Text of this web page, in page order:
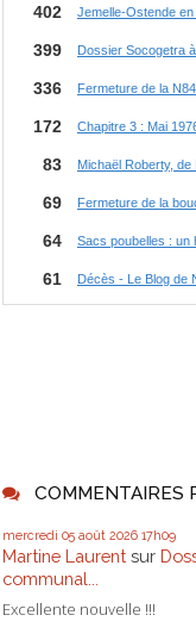
COMMENTAIRES
mercredi 05 août 2026 17h09
Martine Laurent sur
communal...
Excellente nouvelle !!!